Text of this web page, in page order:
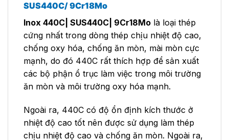
SUS440C/ 9Cr18Mo
Inox 440C| SUS440C| 9Cr18Mo là loại thép
cứng nhất trong dòng thép chịu nhiệt độ cao,
chống oxy hóa, chống ăn mòn, mài mòn cực
mạnh, do đó 440C rất thích hợp để sản xuất
các bộ phận ổ trục làm việc trong môi trường
ăn mòn và môi trường oxy hóa mạnh.
Ngoài ra, 440C có độ ổn định kích thước ở
nhiệt độ cao tốt nên được sử dụng làm thép
chịu nhiệt độ cao và chống ăn mòn. Ngoài ra,